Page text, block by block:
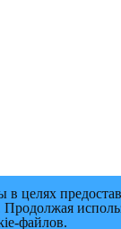
целях
Продолжая
файлов.